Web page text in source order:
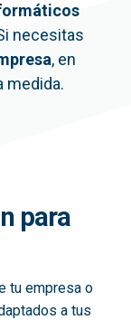
necesitas
, en
medida.
para
tu empresa o
a tus